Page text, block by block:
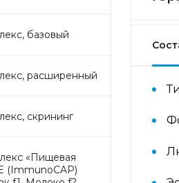
базовый
расширенный
скрининг
«Пищевая
(ImmunoCAP)